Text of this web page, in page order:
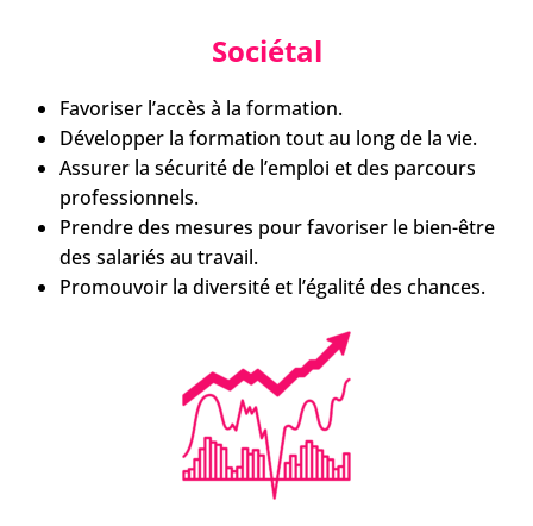
Sociétal
Favoriser l’accès à la formation.
Développer la formation tout au long de la vie.
Assurer la sécurité de l’emploi et des parcours
professionnels.
Prendre des mesures pour favoriser le bien-être
des salariés au travail.
Promouvoir la diversité et l’égalité des chances.